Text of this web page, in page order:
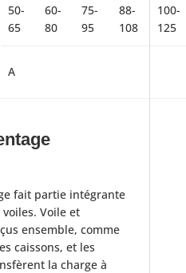
50-
65
60-
80
75-
95
88-
108
100-
125
A
fait partie intégrante
Voile et
ensemble, comme
caissons, et les
la charge à